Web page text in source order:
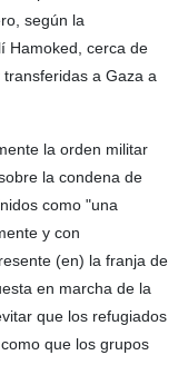
según la
Hamoked, cerca de
a Gaza a
la orden militar
la condena de
como "una
y con
(en) la franja de
en marcha de la
que los refugiados
que los grupos